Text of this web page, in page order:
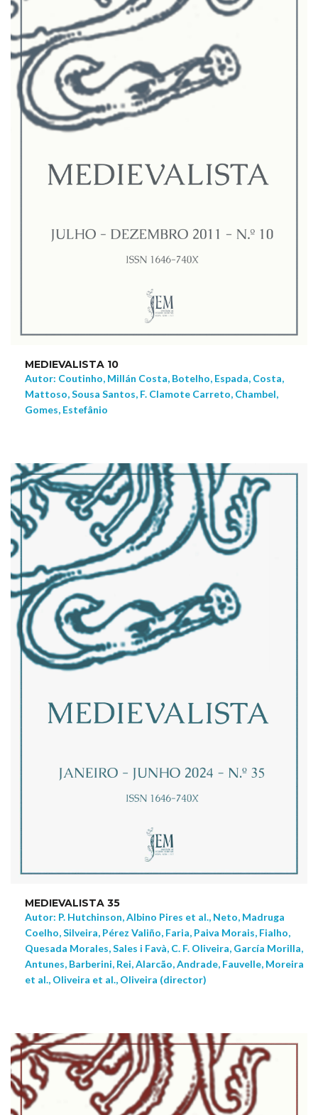
MEDIEVALISTA 10
Autor: Coutinho, Millán Costa, Botelho, Espada, Costa,
Mattoso, Sousa Santos, F. Clamote Carreto, Chambel,
Gomes, Estefânio
NEW
MEDIEVALISTA 35
Autor: P. Hutchinson, Albino Pires et al., Neto, Madruga
Coelho, Silveira, Pérez Valiño, Faria, Paiva Morais, Fialho,
Quesada Morales, Sales i Favà, C. F. Oliveira, García Morilla,
Antunes, Barberini, Rei, Alarcão, Andrade, Fauvelle, Moreira
et al., Oliveira et al., Oliveira (director)
NEW